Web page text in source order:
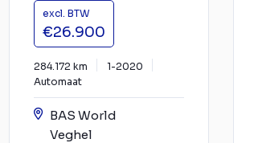
excl. BTW
€26.900
284.172 km
1-2020
Automaat
BAS World
Veghel